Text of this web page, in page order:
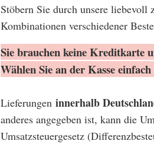
Stöbern Sie durch unsere liebevoll
Kombinationen verschiedener
Sie brauchen keine Kreditkarte
Wählen Sie an der Kasse
Lieferungen innerhalb
anderes angegeben ist, kann die
Umsatzsteuergesetz